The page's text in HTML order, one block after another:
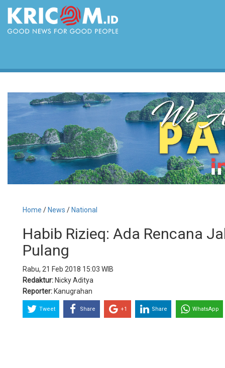
Home / News / National
Habib Rizieq: Ada Rencana
Pulang
Rabu, 21 Feb 2018 15:03 WIB
Redaktur: Nicky Aditya
Reporter: Kanugrahan
Tweet Share +1 Share WhatsApp